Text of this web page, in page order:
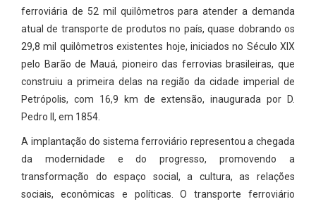
ferroviária de 52 mil quilômetros para atender a demanda
atual de transporte de produtos no país, quase dobrando os
29,8 mil quilômetros existentes hoje, iniciados no Século XIX
pelo Barão de Mauá, pioneiro das ferrovias brasileiras, que
construiu a primeira delas na região da cidade imperial de
Petrópolis, com 16,9 km de extensão, inaugurada por D.
Pedro II, em 1854.
A implantação do sistema ferroviário representou a chegada
da modernidade e do progresso, promovendo a
transformação do espaço social, a cultura, as relações
sociais, econômicas e políticas. O transporte ferroviário